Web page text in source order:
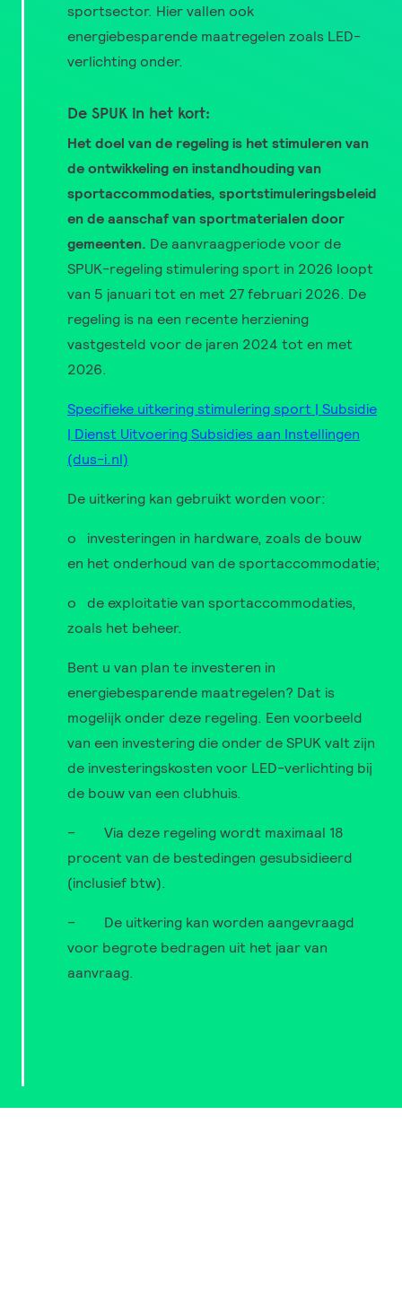
sportsector. Hier vallen ook
energiebesparende maatregelen zoals LED-
verlichting onder.
De SPUK in het kort:
Het doel van de regeling is het stimuleren van
de ontwikkeling en instandhouding van
sportaccommodaties, sportstimuleringsbeleid
en de aanschaf van sportmaterialen door
gemeenten. De aanvraagperiode voor de
SPUK-regeling stimulering sport in 2026 loopt
van 5 januari tot en met 27 februari 2026. De
regeling is na een recente herziening
vastgesteld voor de jaren 2024 tot en met
2026.
Specifieke uitkering stimulering sport | Subsidie
| Dienst Uitvoering Subsidies aan Instellingen
(dus-i.nl)
De uitkering kan gebruikt worden voor:
o investeringen in hardware, zoals de bouw
en het onderhoud van de sportaccommodatie;
o de exploitatie van sportaccommodaties,
zoals het beheer.
Bent u van plan te investeren in
energiebesparende maatregelen? Dat is
mogelijk onder deze regeling. Een voorbeeld
van een investering die onder de SPUK valt zijn
de investeringskosten voor LED-verlichting bij
de bouw van een clubhuis.
– Via deze regeling wordt maximaal 18
procent van de bestedingen gesubsidieerd
(inclusief btw).
– De uitkering kan worden aangevraagd
voor begrote bedragen uit het jaar van
aanvraag.